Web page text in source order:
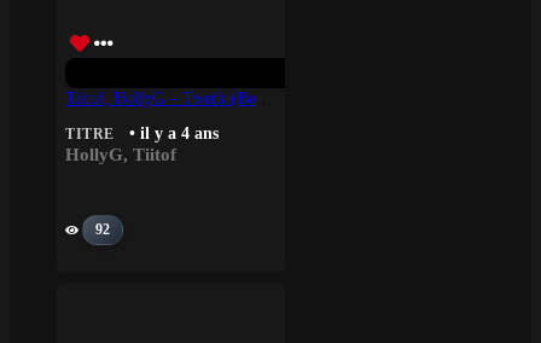
TITRE • il y a 4 ans
HollyG, Tiitof
92